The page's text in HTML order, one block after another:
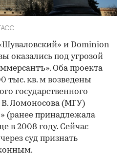
и Dominion
оказались под угрозой
Оба проекта
тыс. кв. м возведены
государственного
В. Ломоносова (МГУ)
(ранее принадлежала
в 2008 году. Сейчас
суд признать